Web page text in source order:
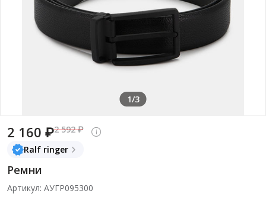
1/3
2 160 ₽2 592 ₽
Ralf ringer
Ремни
Артикул: АУГР095300